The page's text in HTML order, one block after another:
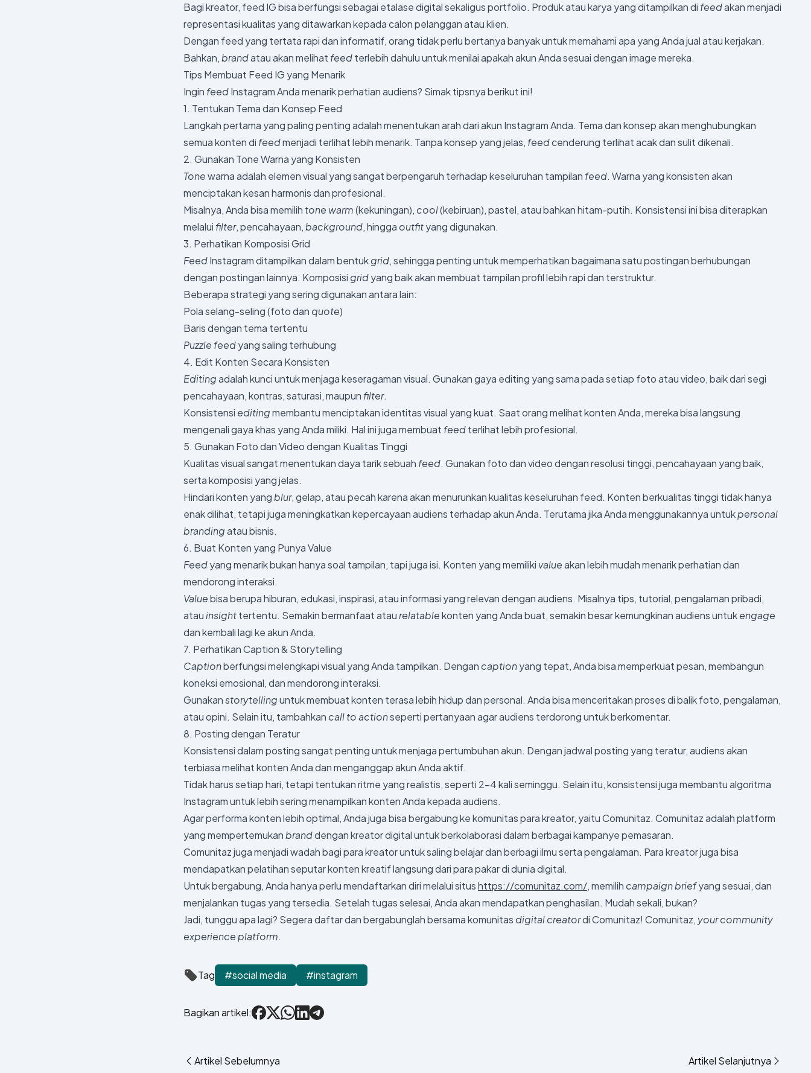
Bagi kreator, feed IG bisa berfungsi sebagai etalase digital sekaligus portfolio. Produk atau karya yang ditampilkan di feedakan menjadi
representasi kualitas yang ditawarkan kepada calon pelanggan atau klien.
Dengan feed yang tertata rapi dan informatif, orang tidak perlu bertanya banyak untuk memahami apa yang Anda jual atau kerjakan.
Bahkan,brandatau akan melihat feedterlebih dahulu untuk menilai apakah akun Anda sesuai dengan image mereka.
Tips Membuat Feed IG yang Menarik
Ingin feedInstagram Anda menarik perhatian audiens? Simak tipsnya berikut ini!
1. Tentukan Tema dan Konsep Feed
Langkah pertama yang paling penting adalah menentukan arah dari akun Instagram Anda. Tema dan konsep akan menghubungkan
semua konten di feedmenjadi terlihat lebih menarik. Tanpa konsep yang jelas, feedcenderung terlihat acak dan sulit dikenali.
2. Gunakan Tone Warna yang Konsisten
Tonewarna adalah elemen visual yang sangat berpengaruh terhadap keseluruhan tampilan feed. Warna yang konsisten akan
menciptakan kesan harmonis dan profesional.
Misalnya, Anda bisa memilih tone warm(kekuningan), cool(kebiruan), pastel, atau bahkan hitam-putih. Konsistensi ini bisa diterapkan
melalui filter, pencahayaan,background, hingga outfityang digunakan.
3. Perhatikan Komposisi Grid
FeedInstagram ditampilkan dalam bentukgrid, sehingga penting untuk memperhatikan bagaimana satu postingan berhubungan
dengan postingan lainnya. Komposisi gridyang baik akan membuat tampilan profil lebih rapi dan terstruktur.
Beberapa strategi yang sering digunakan antara lain:
Pola selang-seling (foto dan quote)
Baris dengan tema tertentu
Puzzle feedyang saling terhubung
4. Edit Konten Secara Konsisten
Editingadalah kunci untuk menjaga keseragaman visual. Gunakan gaya editing yang sama pada setiap foto atau video, baik dari segi
pencahayaan, kontras, saturasi, maupun filter.
Konsistensi editingmembantu menciptakan identitas visual yang kuat. Saat orang melihat konten Anda, mereka bisa langsung
mengenali gaya khas yang Anda miliki. Hal ini juga membuat feedterlihat lebih profesional.
5. Gunakan Foto dan Video dengan Kualitas Tinggi
Kualitas visual sangat menentukan daya tarik sebuah feed. Gunakan foto dan video dengan resolusi tinggi, pencahayaan yang baik,
serta komposisi yang jelas.
Hindari konten yangblur, gelap, atau pecah karena akan menurunkan kualitas keseluruhan feed. Konten berkualitas tinggi tidak hanya
enak dilihat, tetapi juga meningkatkan kepercayaan audiens terhadap akun Anda. Terutama jika Anda menggunakannya untukpersonal
brandingatau bisnis.
6. Buat Konten yang Punya Value
Feedyang menarik bukan hanya soal tampilan, tapi juga isi. Konten yang memiliki valueakan lebih mudah menarik perhatian dan
mendorong interaksi.
Valuebisa berupa hiburan, edukasi, inspirasi, atau informasi yang relevan dengan audiens. Misalnya tips, tutorial, pengalaman pribadi,
atauinsighttertentu. Semakin bermanfaat ataurelatablekonten yang Anda buat, semakin besar kemungkinan audiens untukengage
dan kembali lagi ke akun Anda.
7. Perhatikan Caption & Storytelling
Captionberfungsi melengkapi visual yang Anda tampilkan. Dengan captionyang tepat, Anda bisa memperkuat pesan, membangun
koneksi emosional, dan mendorong interaksi.
Gunakanstorytellinguntuk membuat konten terasa lebih hidup dan personal. Anda bisa menceritakan proses di balik foto, pengalaman,
atau opini. Selain itu, tambahkan call to actionseperti pertanyaan agar audiens terdorong untuk berkomentar.
8. Posting dengan Teratur
Konsistensi dalam posting sangat penting untuk menjaga pertumbuhan akun. Dengan jadwal posting yang teratur, audiens akan
terbiasa melihat konten Anda dan menganggap akun Anda aktif.
Tidak harus setiap hari, tetapi tentukan ritme yang realistis, seperti 2–4 kali seminggu. Selain itu, konsistensi juga membantu algoritma
Instagram untuk lebih sering menampilkan konten Anda kepada audiens.
Agar performa konten lebih optimal, Anda juga bisa bergabung ke komunitas para kreator, yaitu Comunitaz. Comunitaz adalah platform
yang mempertemukanbranddengan kreator digital untuk berkolaborasi dalam berbagai kampanye pemasaran.
Comunitaz juga menjadi wadah bagi para kreator untuk saling belajar dan berbagi ilmu serta pengalaman. Para kreator juga bisa
mendapatkan pelatihan seputar konten kreatif langsung dari para pakar di dunia digital.
Untuk bergabung, Anda hanya perlu mendaftarkan diri melalui situshttps://comunitaz.com/, memilih campaign briefyang sesuai, dan
menjalankan tugas yang tersedia. Setelah tugas selesai, Anda akan mendapatkan penghasilan. Mudah sekali, bukan?
Jadi, tunggu apa lagi? Segera daftar dan bergabunglah bersama komunitas digital creatordi Comunitaz! Comunitaz, your community
experience platform.
Tag #social media #instagram
Bagikan artikel:
Artikel Sebelumnya Artikel Selanjutnya